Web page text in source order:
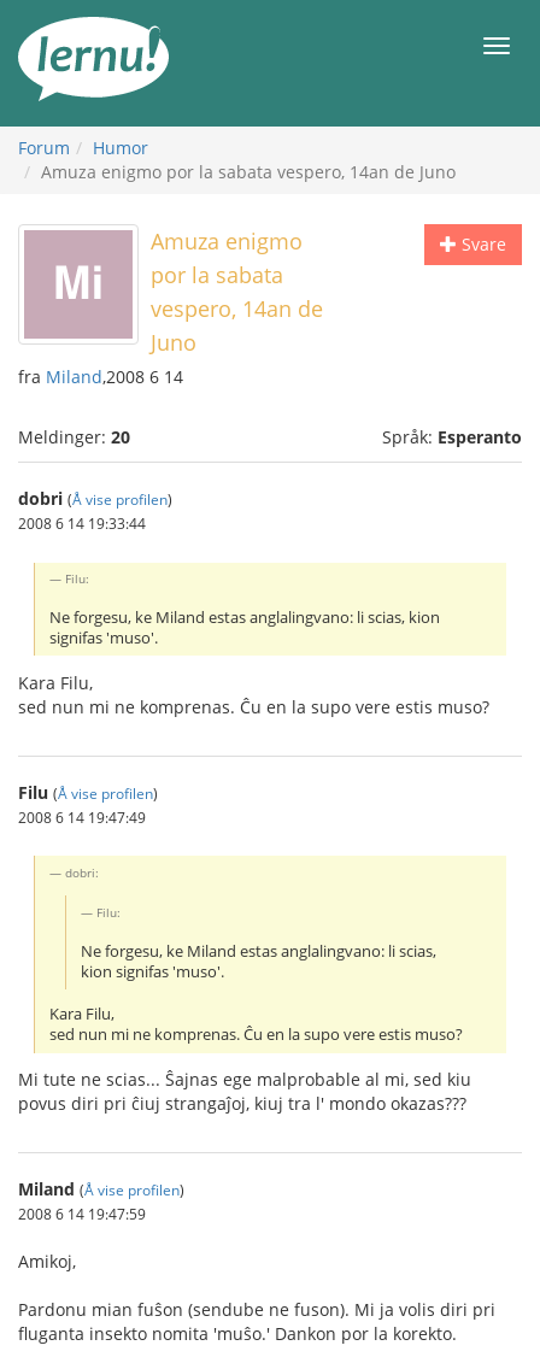
innholdet
Meny
Forum
Humor
Amuza enigmo por la sabata vespero, 14an de Juno
Svare
Amuza enigmo
por la sabata
vespero, 14an de
Juno
fra Miland,2008 6 14
Meldinger: 20 Språk: Esperanto
dobri (Å vise profilen)
2008 6 14 19:33:44
Filu:
Ne forgesu, ke Miland estas anglalingvano: li scias, kion
signifas 'muso'.
Kara Filu,
sed nun mi ne komprenas. Ĉu en la supo vere estis muso?
Filu (Å vise profilen)
2008 6 14 19:47:49
dobri:
Filu:
Ne forgesu, ke Miland estas anglalingvano: li scias,
kion signifas 'muso'.
Kara Filu,
sed nun mi ne komprenas. Ĉu en la supo vere estis muso?
Mi tute ne scias... Ŝajnas ege malprobable al mi, sed kiu
povus diri pri ĉiuj strangaĵoj, kiuj tra l' mondo okazas???
Miland (Å vise profilen)
2008 6 14 19:47:59
Amikoj,
Pardonu mian fuŝon (sendube ne fuson). Mi ja volis diri pri
fluganta insekto nomita 'muŝo.' Dankon por la korekto.